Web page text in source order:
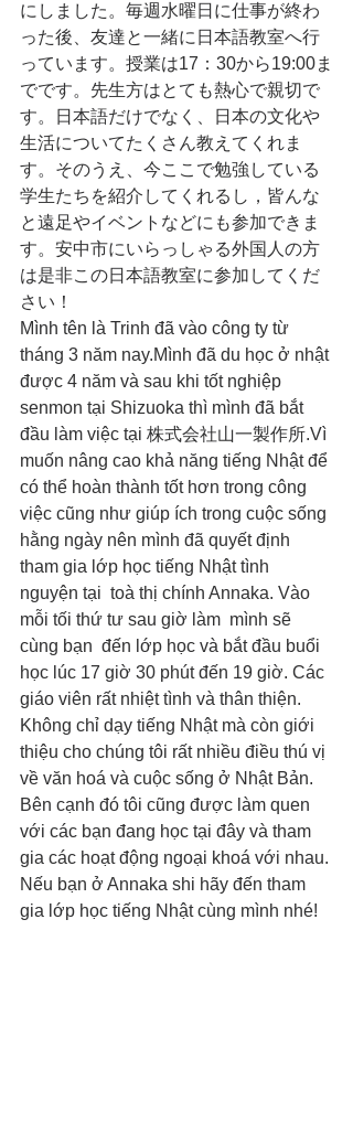
にしました。毎週水曜日に仕事が終わ
った後、友達と一緒に日本語教室へ行
っています。授業は17：30から19:00ま
でです。先生方はとても熱心で親切で
す。日本語だけでなく、日本の文化や
生活についてたくさん教えてくれま
す。そのうえ、今ここで勉強している
学生たちを紹介してくれるし，皆んな
と遠足やイベントなどにも参加できま
す。安中市にいらっしゃる外国人の方
は是非この日本語教室に参加してくだ
さい！
Mình tên là Trinh đã vào công ty từ
tháng 3 năm nay.Mình đã du học ở nhật
được 4 năm và sau khi tốt nghiệp
senmon tại Shizuoka thì mình đã bắt
đầu làm việc tại 株式会社山一製作所.Vì
muốn nâng cao khả năng tiếng Nhật để
có thể hoàn thành tốt hơn trong công
việc cũng như giúp ích trong cuộc sống
hằng ngày nên mình đã quyết định
tham gia lớp học tiếng Nhật tình
nguyện tại  toà thị chính Annaka. Vào
mỗi tối thứ tư sau giờ làm  mình sẽ
cùng bạn  đến lớp học và bắt đầu buổi
học lúc 17 giờ 30 phút đến 19 giờ. Các
giáo viên rất nhiệt tình và thân thiện.
Không chỉ dạy tiếng Nhật mà còn giới
thiệu cho chúng tôi rất nhiều điều thú vị
về văn hoá và cuộc sống ở Nhật Bản.
Bên cạnh đó tôi cũng được làm quen
với các bạn đang học tại đây và tham
gia các hoạt động ngoại khoá với nhau.
Nếu bạn ở Annaka shi hãy đến tham
gia lớp học tiếng Nhật cùng mình nhé!